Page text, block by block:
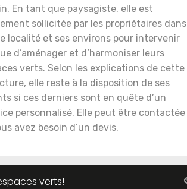
En tant que paysagiste, elle est
sollicitée par les propriétaires dans
localité et ses environs pour intervenir
d’aménager et d’harmoniser leurs
verts. Selon les explications de cette
elle reste à la disposition de ses
si ces derniers sont en quête d’un
personnalisé. Elle peut être contactée
avez besoin d’un devis.
verts!